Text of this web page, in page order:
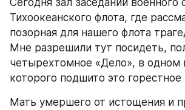
Тихоокеанского флота, где
позорная для нашего флота
Мне разрешили тут посидеть,
четырехтомное «Дело», в одном
которого подшито это горестное
Мать умершего от истощения и